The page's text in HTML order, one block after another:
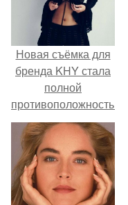
Новая съёмка для
бренда KHY стала
полной
противоположностью
образу, с которым
кайли
ассоциировалась
последние годы.